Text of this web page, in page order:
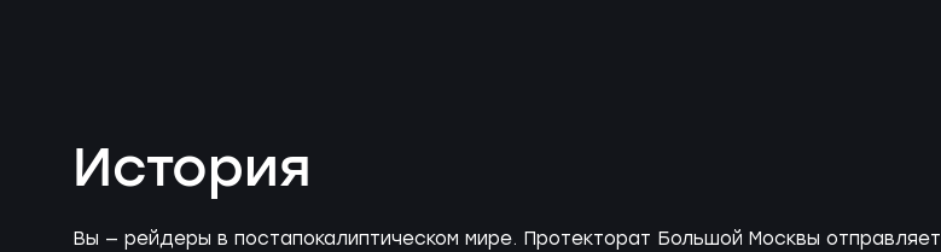
История
Вы — рейдеры в постапокалиптическом мире. Протекторат Большой Москвы отправляет